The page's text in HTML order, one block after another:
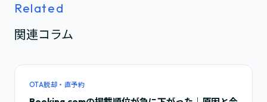
Related
関連コラム
OTA脱却・直予約